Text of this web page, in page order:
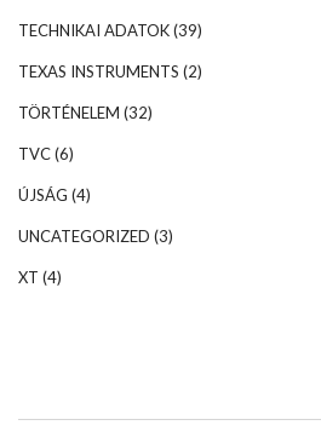
TECHNIKAI ADATOK(39)
TEXAS INSTRUMENTS (2)
TÖRTÉNELEM (32)
TVC(6)
ÚJSÁG (4)
UNCATEGORIZED (3)
XT (4)